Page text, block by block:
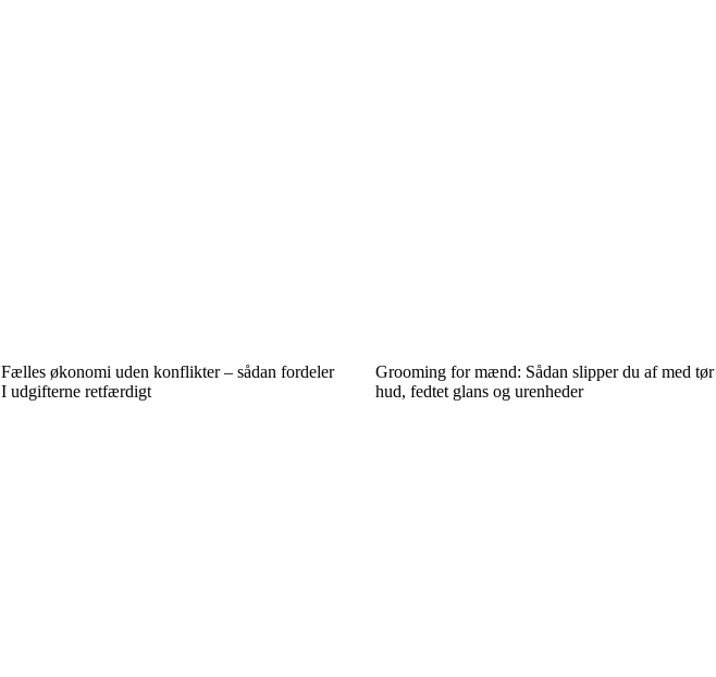
Fælles økonomi uden konflikter – sådan fordeler
I udgifterne retfærdigt
Grooming for mænd: Sådan slipper du af med tør
hud, fedtet glans og urenheder